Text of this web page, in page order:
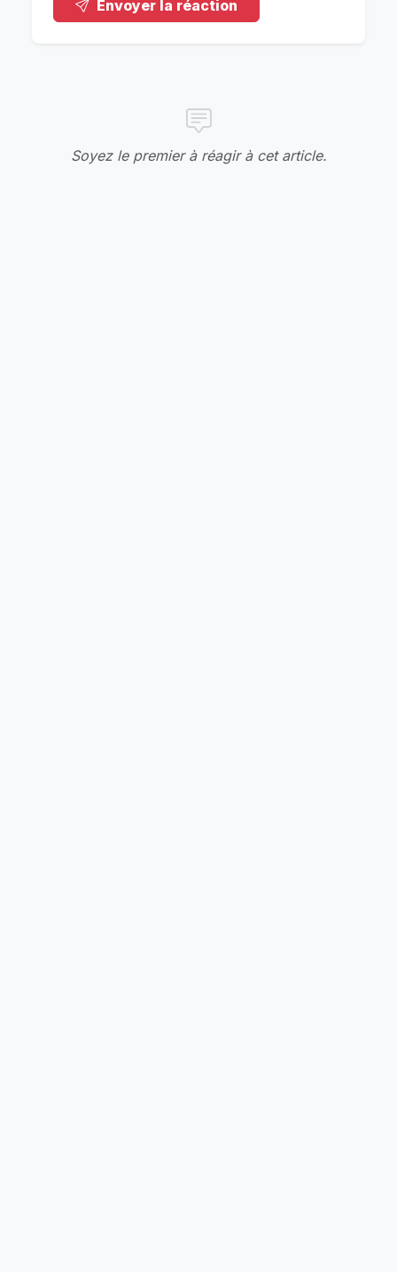
Envoyer la réaction
Soyez le premier à réagir à cet article.